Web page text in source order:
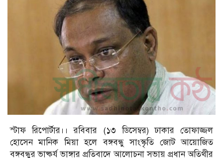
স্টাফ রিপোর্টার।। রবিবার (১৩ ডিসেম্বর) ঢাকার তোফাজ্জল
হোসেন মানিক মিয়া হলে বঙ্গবন্ধু সাংস্কৃতি জোট আয়োজিত
বঙ্গবন্ধুর ভাষ্কর্য ভাঙ্গার প্রতিবাদে আলোচনা সভায় প্রধান অতিথীর